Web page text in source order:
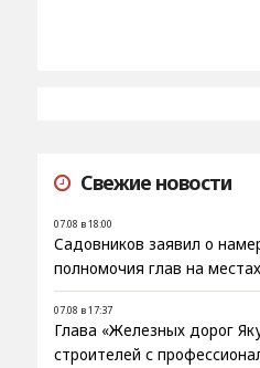
Свежие новости
07.08 в 18:00
Садовников заявил о
полномочия глав на местах
07.08 в 17:37
Глава «Железных дорог
строителей с